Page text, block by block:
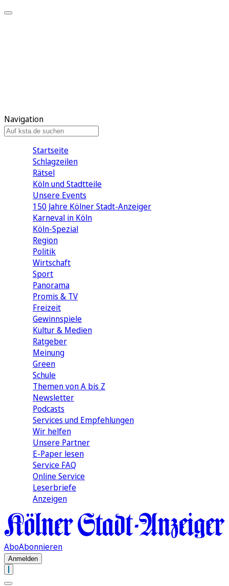
Navigation
Startseite
Schlagzeilen
Rätsel
Köln und Stadtteile
Unsere Events
150 Jahre Kölner Stadt-Anzeiger
Karneval in Köln
Köln-Spezial
Region
Politik
Wirtschaft
Sport
Panorama
Promis & TV
Freizeit
Gewinnspiele
Kultur & Medien
Ratgeber
Meinung
Green
Schule
Themen von A bis Z
Newsletter
Podcasts
Services und Empfehlungen
Wir helfen
Unsere Partner
E-Paper lesen
Service FAQ
Online Service
Leserbriefe
Anzeigen
AboAbonnieren
Anmelden